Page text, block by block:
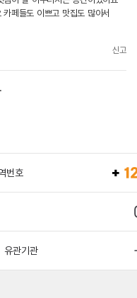
페들도 이쁘고 맛집도 많아서
신고
번호
유관기관